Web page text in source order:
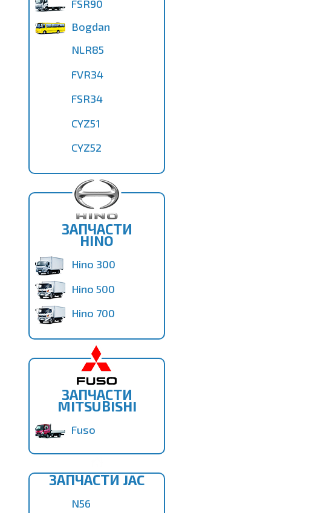
FSR90
Bogdan
NLR85
FVR34
FSR34
CYZ51
CYZ52
ЗАПЧАСТИ
HINO
Hino 300
Hino 500
Hino 700
ЗАПЧАСТИ
MITSUBISHI
Fuso
ЗАПЧАСТИ JAC
N56